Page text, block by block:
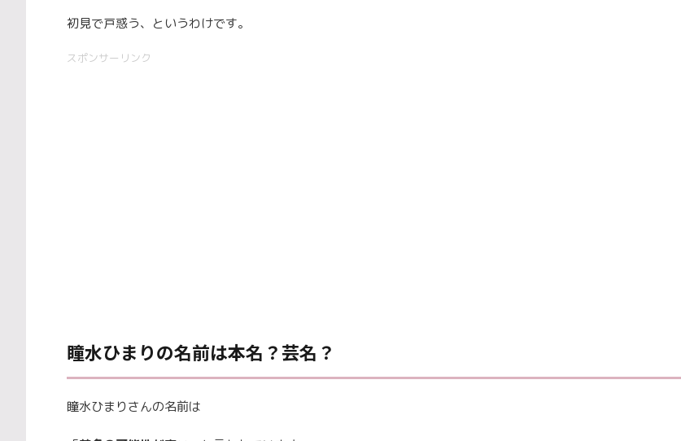
初見で戸惑う、というわけです。
スポンサーリンク
瞳水ひまりの名前は本名？芸名？
瞳水ひまりさんの名前は